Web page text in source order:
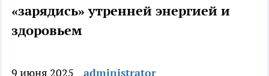
«зарядись» утренней энергией и
здоровьем
9 июня 2025 administrator